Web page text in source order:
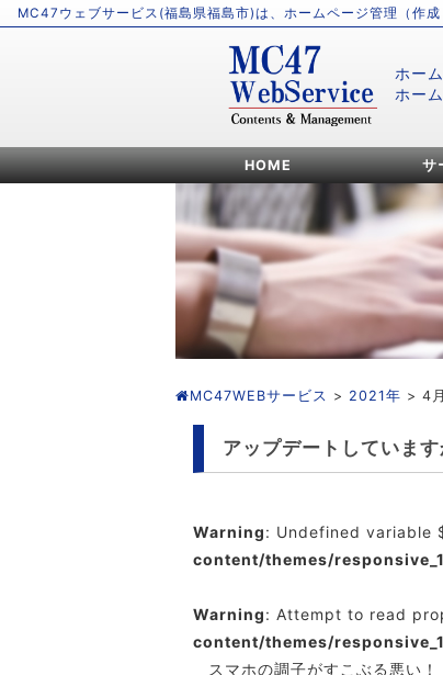
MC47ウェブサービス(福島県福島市)は、ホームページ管理（作
ホー
ホー
HOME サ
MC47WEBサービス > 2021年 > 4月
アップデートしています
Warning: Undefined variable
content/themes/
Warning: Attempt to read
content/themes/
スマホの調子がすこぶる悪い